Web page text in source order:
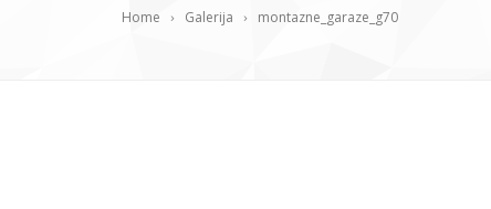
Home Galerija montazne_garaze_g70